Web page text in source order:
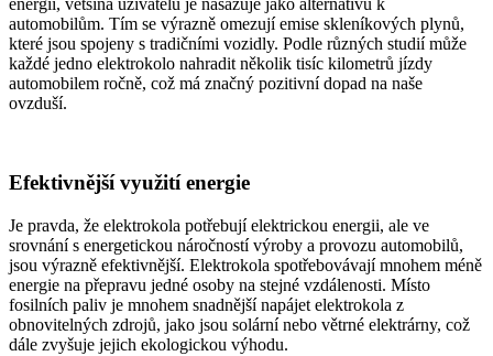
automobilům. Tím se výrazně omezují emise skleníkových plynů,
které jsou spojeny s tradičními vozidly. Podle různých studií může
každé jedno elektrokolo nahradit několik tisíc kilometrů jízdy
automobilem ročně, což má značný pozitivní dopad na naše
ovzduší.
Efektivnější využití energie
Je pravda, že elektrokola potřebují elektrickou energii, ale ve
srovnání s energetickou náročností výroby a provozu automobilů,
jsou výrazně efektivnější. Elektrokola spotřebovávají mnohem méně
energie na přepravu jedné osoby na stejné vzdálenosti. Místo
fosilních paliv je mnohem snadnější napájet elektrokola z
obnovitelných zdrojů, jako jsou solární nebo větrné elektrárny, což
dále zvyšuje jejich ekologickou výhodu.